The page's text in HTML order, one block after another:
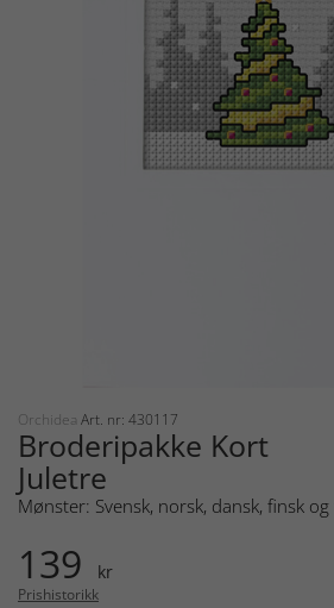
Orchidea Art. nr: 430117
Broderipakke Kort
Juletre
Mønster: Svensk, norsk, dansk, finsk og
139 kr
Prishistorikk